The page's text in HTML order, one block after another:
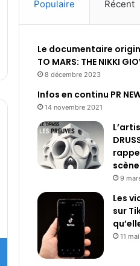
Populaire Récent
Le documentaire
TO MARS: THE NIKKI
8 décembre 2023
Infos en continu PR
14 novembre 2021
9
Les
sur
11